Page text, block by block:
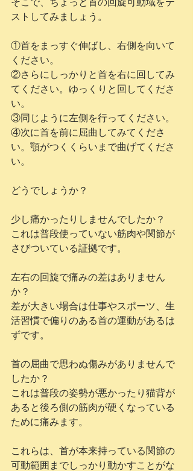
そこで、ちょっと首の回旋可動域をテ
ストしてみましょう。
①首をまっすぐ伸ばし、右側を向いて
ください。
②さらにしっかりと首を右に回してみ
てください。ゆっくりと回してくださ
い。
③同じように左側を行ってください。
④次に首を前に屈曲してみてくださ
い。顎がつくくらいまで曲げてくださ
い。
どうでしょうか？
少し痛かったりしませんでしたか？
これは普段使っていない筋肉や関節が
さびついている証拠です。
左右の回旋で痛みの差はありません
か？
差が大きい場合は仕事やスポーツ、生
活習慣で偏りのある首の運動があるは
ずです。
首の屈曲で思わぬ傷みがありませんで
したか？
これは普段の姿勢が悪かったり猫背が
あると後ろ側の筋肉が硬くなっている
ために痛みます。
これらは、首が本来持っている関節の
可動範囲までしっかり動かすことがな